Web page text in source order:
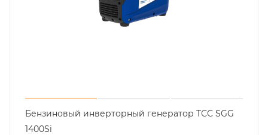
Бензиновый инверторный генератор ТСС SGG
1400Si